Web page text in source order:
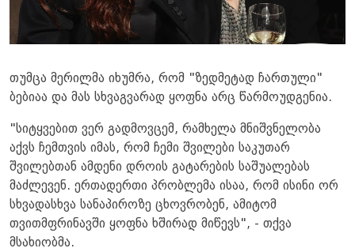
თუმცა მერილმა იხუმრა, რომ "ზედმეტად ჩართული"
ბებიაა და მას სხვაგვარად ყოფნა არც წარმოუდგენია.
"სიტყვებით ვერ გადმოვცემ, რამხელა მნიშვნელობა
აქვს ჩემთვის იმას, რომ ჩემი შვილები საკუთარ
შვილებთან ამდენი დროის გატარების საშუალებას
მაძლევენ. ერთადერთი პრობლემა ისაა, რომ ისინი ორ
სხვადასხვა სანაპიროზე ცხოვრობენ, ამიტომ
თვითმფრინავში ყოფნა ხშირად მიწევს", - თქვა
მსახიობმა.